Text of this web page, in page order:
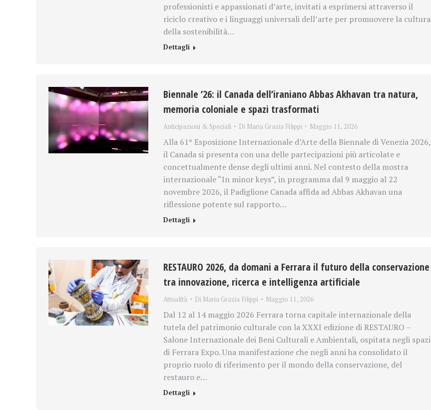
professionisti e appassionati d’arte, invitati a esprimersi attraverso il
riciclo creativo e i linguaggi universali dell’arte per promuovere la cultura
della sostenibilità…
Dettagli
Biennale ’26: il Canada dell’iraniano Abbas Akhavan tra natura,
memoria coloniale e spazi trasformati
Anticipazioni & Speciali Di Maria Grazia Filippi Maggio 11, 2026
Alla 61ª Esposizione Internazionale d’Arte della Biennale di Venezia 2026,
il Canada si presenta con una delle partecipazioni più articolate e
concettualmente dense degli ultimi anni. Nel contesto della mostra
internazionale “In minor keys”, in programma dal 9 maggio al 22
novembre 2026, il Padiglione Canada affida ad Abbas Akhavan una
riflessione potente sul rapporto…
Dettagli
RESTAURO 2026, da domani a Ferrara il futuro della conservazione
tra innovazione, ricerca e intelligenza artificiale
Attualità Di Maria Grazia Filippi Maggio 11, 2026
Dal 12 al 14 maggio 2026 Ferrara torna capitale internazionale della
tutela del patrimonio culturale con la XXXI edizione di RESTAURO –
Salone Internazionale dei Beni Culturali e Ambientali, ospitata negli spazi
di Ferrara Expo. Una manifestazione che negli anni ha consolidato il
proprio ruolo di riferimento per il mondo della conservazione, del
restauro e…
Dettagli